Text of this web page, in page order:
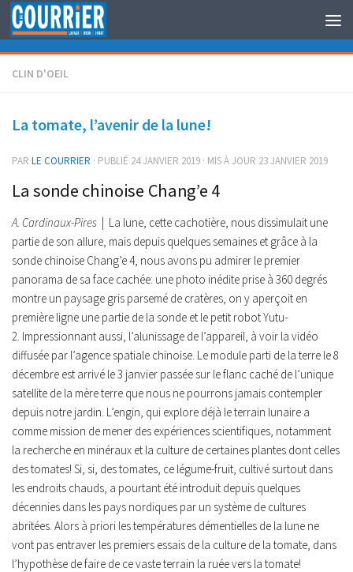
Au dessous du contenu
CLIN D'OEIL
La tomate, l’avenir de la lune!
PAR LE COURRIER · PUBLIÉ 24 JANVIER 2019 · MIS À JOUR 23 JANVIER 2019
La sonde chinoise Chang’e 4
A. Cardinaux-Pires | La lune, cette cachotière, nous dissimulait une
partie de son allure, mais depuis quelques semaines et grâce à la
sonde chinoise Chang’e 4, nous avons pu admirer le premier
panorama de sa face cachée: une photo inédite prise à 360 degrés
montre un paysage gris parsemé de cratères, on y aperçoit en
première ligne une partie de la sonde et le petit robot Yutu-
2. Impressionnant aussi, l’alunissage de l’appareil, à voir la vidéo
diffusée par l’agence spatiale chinoise. Le module parti de la terre le 8
décembre est arrivé le 3 janvier passée sur le flanc caché de l’unique
satellite de la mère terre que nous ne pourrons jamais contempler
depuis notre jardin. L’engin, qui explore déjà le terrain lunaire a
comme mission de mener des expériences scientifiques, notamment
la recherche en minéraux et la culture de certaines plantes dont celles
des tomates! Si, si, des tomates, ce légume-fruit, cultivé surtout dans
les endroits chauds, a pourtant été introduit depuis quelques
décennies dans les pays nordiques par un système de cultures
abritées. Alors à priori les températures démentielles de la lune ne
vont pas entraver les premiers essais de la culture de la tomate, dans
l’hypothèse de faire de ce vaste terrain la ruée vers la tomate!